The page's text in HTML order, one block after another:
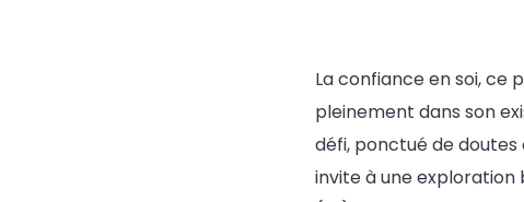
La confiance en soi, ce
pleinement dans son
défi, ponctué de doutes
invite à une exploration